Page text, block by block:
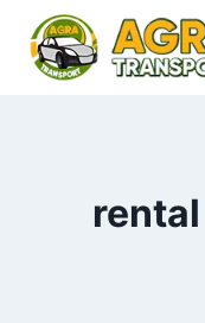
content